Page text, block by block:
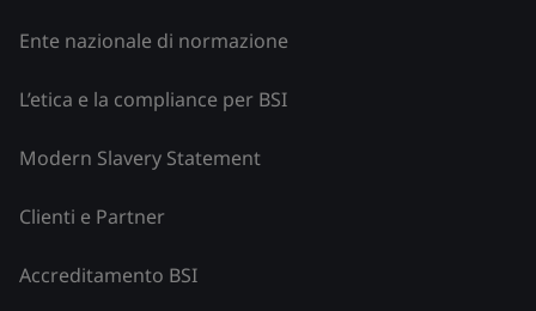
Ente nazionale di normazione
L’etica e la compliance per BSI
Modern Slavery Statement
Clienti e Partner
Accreditamento BSI